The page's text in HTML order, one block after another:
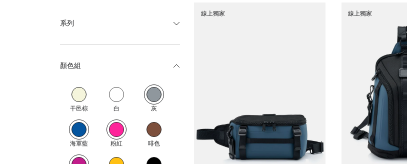
系列
顏色組
干邑棕 白 灰
海軍藍 粉紅 啡色
線上獨家 線上獨家